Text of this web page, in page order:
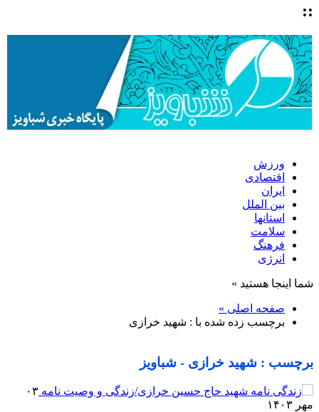
::
ورزش
اقتصادی
ایران
بین الملل
استانها
سلامت
فرهنگ
انرژی
شما اینجا هستید »
صفحه اصلی »
برچسب زده شده با : شهید خرازی
برچسب : شهید خرازی - شباویز
۰۳
مهر ۱۴۰۳